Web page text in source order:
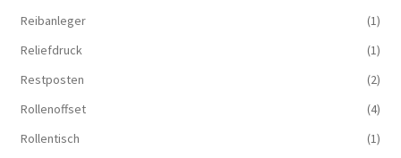
Reibanleger
(1)
Reliefdruck
(1)
Restposten
(2)
Rollenoffset
(4)
Rollentisch
(1)